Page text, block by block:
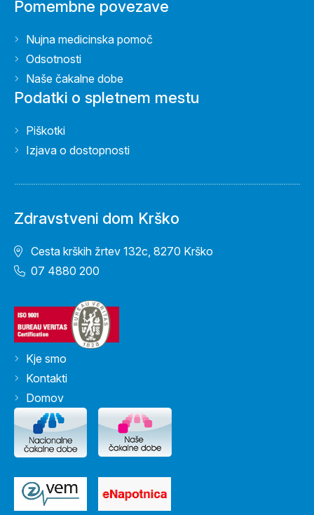
Pomembne povezave
Nujna medicinska pomoč
Odsotnosti
Naše čakalne dobe
Podatki o spletnem mestu
Piškotki
Izjava o dostopnosti
Zdravstveni dom Krško
Cesta krških žrtev 132c, 8270 Krško
07 4880 200
Kje smo
Kontakti
Domov